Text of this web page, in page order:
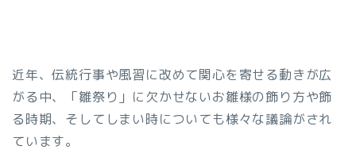
近年、伝統行事や風習に改めて関心を寄せる動きが広
がる中、「雛祭り」に欠かせないお雛様の飾り方や飾
る時期、そしてしまい時についても様々な議論がされ
ています。